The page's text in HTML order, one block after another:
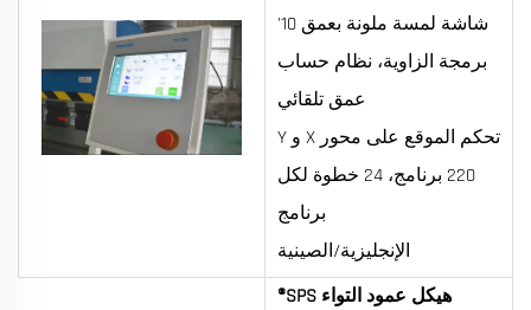
شاشة لمسة ملونة بعمق 10'
برمجة الزاوية، نظام حساب
عمق تلقائي
تحكم الموقع على محور X و Y
220 برنامج، 24 خطوة لكل
برنامج
الإنجليزية/الصينية
هيكل عمود التواء SPS®